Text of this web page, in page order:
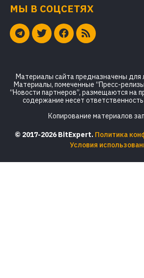
МЫ В СОЦСЕТЯХ
Материалы сайта предназначены для
Материалы, помеченные “Пресс-
“Новости партнеров”, размещаются на
содержание несет
Копирование материалов
© 2017-2026 BitExpert. Политика
Условия